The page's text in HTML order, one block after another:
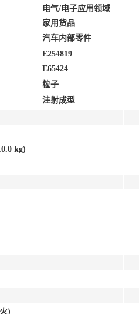
电气/电子应用领域
家用货品
汽车内部零件
E254819
E65424
粒子
注射成型
kg)
)